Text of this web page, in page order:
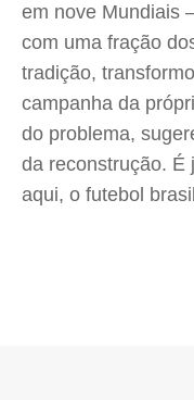
em nove Mundiais
com uma fração
tradição,
campanha da
do problema,
da reconstrução. É
aqui, o futebol